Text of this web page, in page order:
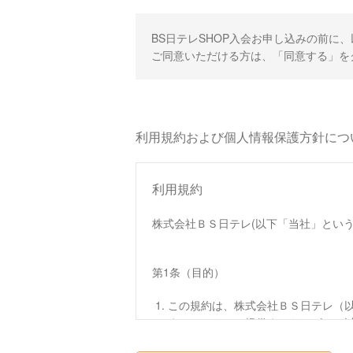
BS日テレSHOP入会お申し込みの前に
ご同意いただける方は、「同意する」
利用規約および個人情報保護方針に
利用規約
株式会社ＢＳ日テレ(以下「当社」とい
第1条（目的）
この規約は、株式会社ＢＳ日テレ（
す。）において提供するサービス（